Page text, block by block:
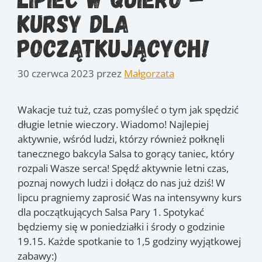
kursy dla
początkujących!
30 czerwca 2023 przez Małgorzata
Wakacje tuż tuż, czas pomyśleć o tym jak spędzić
długie letnie wieczory. Wiadomo! Najlepiej
aktywnie, wśród ludzi, którzy również połknęli
tanecznego bakcyla Salsa to gorący taniec, który
rozpali Wasze serca! Spędź aktywnie letni czas,
poznaj nowych ludzi i dołącz do nas już dziś! W
lipcu pragniemy zaprosić Was na intensywny kurs
dla początkujących Salsa Pary 1. Spotykać
będziemy się w poniedziałki i środy o godzinie
19.15. Każde spotkanie to 1,5 godziny wyjątkowej
zabawy:)